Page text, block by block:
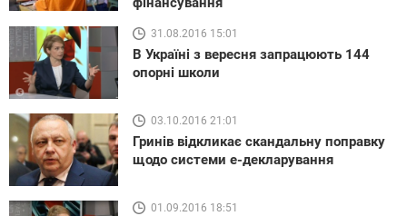
31.08.2016 15:01
В Україні з вересня запрацюють 144
опорні школи
03.10.2016 21:01
Гринів відкликає скандальну поправку
щодо системи е-декларування
01.09.2016 18:51